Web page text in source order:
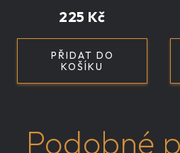
225 Kč
PŘIDAT DO
KOŠÍKU
Podobné